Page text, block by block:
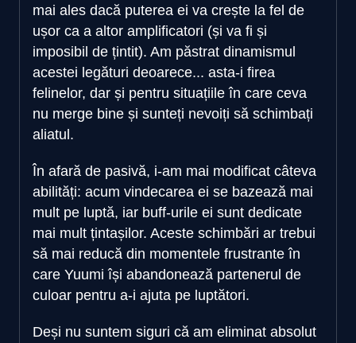
mai ales dacă puterea ei va crește la fel de
ușor ca a altor amplificatori (și va fi și
imposibil de țintit). Am păstrat dinamismul
acestei legături deoarece... asta-i firea
felinelor, dar și pentru situațiile în care ceva
nu merge bine și sunteți nevoiți să schimbați
aliatul.
În afară de pasivă, i-am mai modificat câteva
abilități: acum vindecarea ei se bazează mai
mult pe luptă, iar buff-urile ei sunt dedicate
mai mult țintașilor. Aceste schimbări ar trebui
să mai reducă din momentele frustrante în
care Yuumi își abandonează partenerul de
culoar pentru a-i ajuta pe luptători.
Deși nu suntem siguri că am eliminat absolut